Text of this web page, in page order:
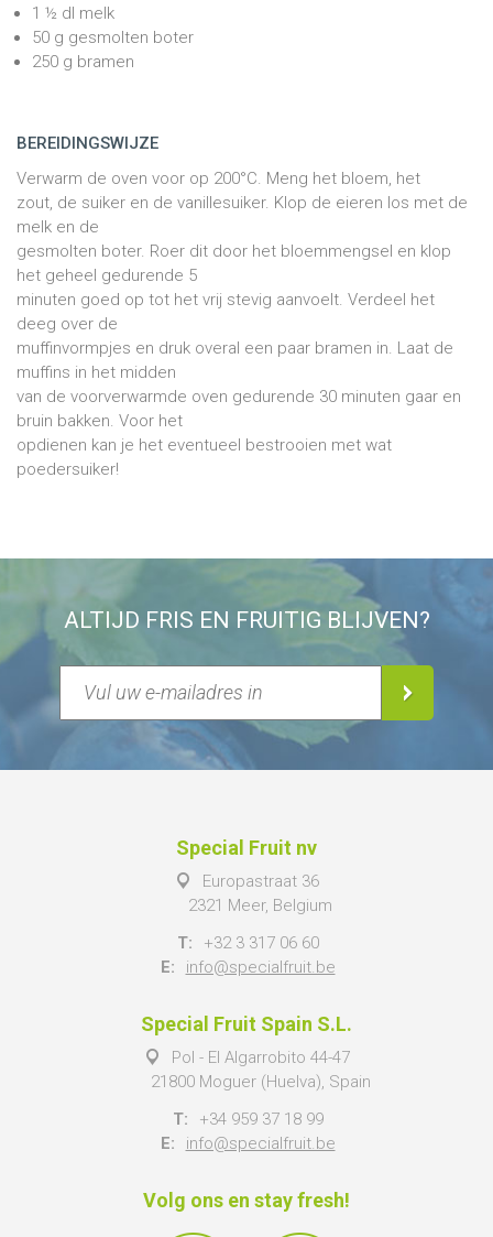
1 ½ dl melk
50 g gesmolten boter
250 g bramen
BEREIDINGSWIJZE
Verwarm de oven voor op 200°C. Meng het bloem, het
zout, de suiker en de vanillesuiker. Klop de eieren los met de
melk en de
gesmolten boter. Roer dit door het bloemmengsel en klop
het geheel gedurende 5
minuten goed op tot het vrij stevig aanvoelt. Verdeel het
deeg over de
muffinvormpjes en druk overal een paar bramen in. Laat de
muffins in het midden
van de voorverwarmde oven gedurende 30 minuten gaar en
bruin bakken. Voor het
opdienen kan je het eventueel bestrooien met wat
poedersuiker!
ALTIJD FRIS EN FRUITIG BLIJVEN?
Special Fruit nv
Europastraat 36
2321 Meer, Belgium
T:
+32 3 317 06 60
E:
info@specialfruit.be
Special Fruit Spain S.L.
Pol - El Algarrobito 44-47
21800 Moguer (Huelva), Spain
T:
+34 959 37 18 99
E:
info@specialfruit.be
Volg ons en stay fresh!